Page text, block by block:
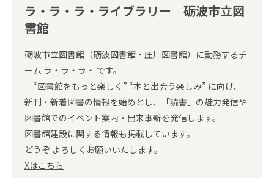
ラ・ラ・ラ・ライブラリー 砺波市立図
書館
砺波市立図書館（砺波図書館・庄川図書館）に勤務するチ
ーム ラ・ラ・ラ・ です。
“図書館をもっと楽しく” “本と出会う楽しみ” に向け、
新刊・新着図書の情報を始めとし、「読書」の魅力発信や
図書館でのイベント案内・出来事新を発信します。
図書館建設に関する情報も掲載しています。
どうぞ よろしくお願いいたします。
Xはこちら